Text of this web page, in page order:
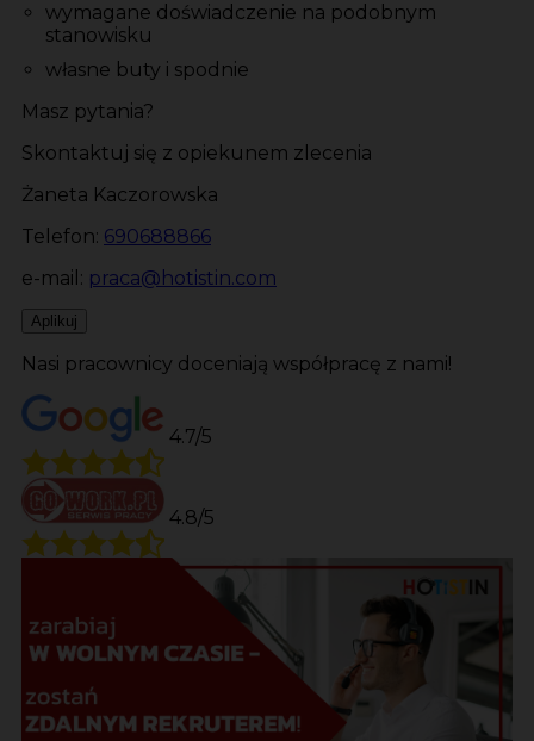
wymagane doświadczenie na podobnym
stanowisku
własne buty i spodnie
Masz pytania?
Skontaktuj się z opiekunem zlecenia
Żaneta Kaczorowska
Telefon: 690688866
e-mail: praca@hotistin.com
Aplikuj
Nasi pracownicy doceniają współpracę z nami!
4.7/5
4.8/5